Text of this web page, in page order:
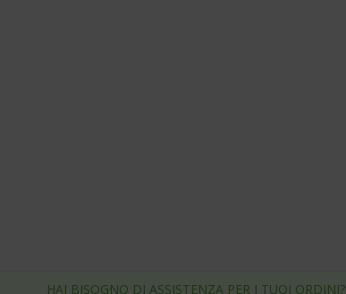
HAI BISOGNO DI ASSISTENZA PER I TUOI ORDINI?